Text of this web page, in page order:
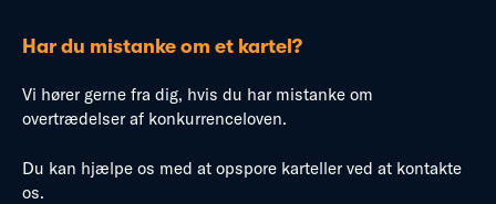
Har du mistanke om et kartel?
Vi hører gerne fra dig, hvis du har mistanke om
overtrædelser af konkurrenceloven.
Du kan hjælpe os med at opspore karteller ved at kontakte
os.